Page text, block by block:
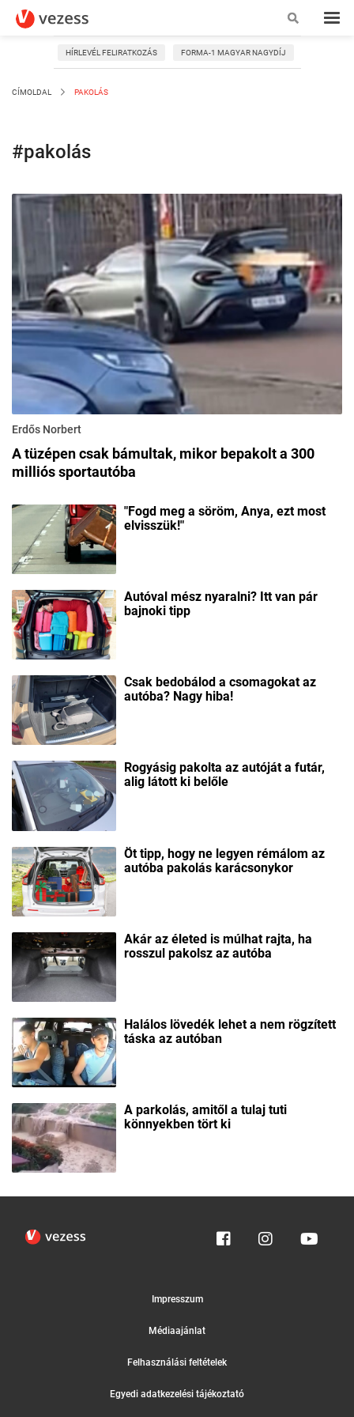
HÍRLEVÉL FELIRATKOZÁS FORMA-1 MAGYAR NAGYDÍJ
CÍMOLDAL PAKOLÁS
#pakolás
Erdős Norbert
A tüzépen csak bámultak, mikor bepakolt a 300
milliós sportautóba
"Fogd meg a söröm, Anya, ezt most
elvisszük!"
Autóval mész nyaralni? Itt van pár
bajnoki tipp
Csak bedobálod a csomagokat az
autóba? Nagy hiba!
Rogyásig pakolta az autóját a futár,
alig látott ki belőle
Öt tipp, hogy ne legyen rémálom az
autóba pakolás karácsonykor
Akár az életed is múlhat rajta, ha
rosszul pakolsz az autóba
Halálos lövedék lehet a nem rögzített
táska az autóban
A parkolás, amitől a tulaj tuti
könnyekben tört ki
Impresszum
Médiaajánlat
Felhasználási feltételek
Egyedi adatkezelési tájékoztató